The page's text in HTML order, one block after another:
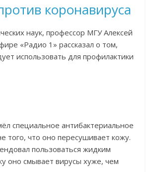
коронавируса
наук, профессор МГУ Алексей
«Радио 1» рассказал о том,
использовать для профилактики
специальное антибактериальное
того, что оно пересушивает кожу.
пользоваться жидким
оно смывает вирусы хуже, чем